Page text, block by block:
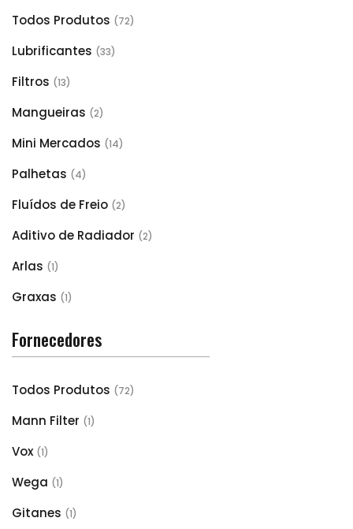
Todos Produtos (72)
Lubrificantes (33)
Filtros (13)
Mangueiras (2)
Mini Mercados (14)
Palhetas (4)
Fluídos de Freio (2)
Aditivo de Radiador (2)
Arlas (1)
Graxas (1)
Fornecedores
Todos Produtos (72)
Mann Filter (1)
Vox (1)
Wega (1)
Gitanes (1)